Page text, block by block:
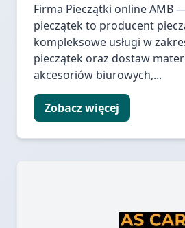
Firma Pieczątki online AMB
pieczątek to producent
kompleksowe usługi w
pieczątek oraz dostaw
akcesoriów biurowych,...
Zobacz więcej